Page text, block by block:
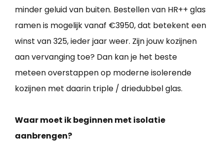
minder geluid van buiten. Bestellen van HR++ glas
ramen is mogelijk vanaf €3950, dat betekent een
winst van 325, ieder jaar weer. Zijn jouw kozijnen
aan vervanging toe? Dan kan je het beste
meteen overstappen op moderne isolerende
kozijnen met daarin triple / driedubbel glas.
Waar moet ik beginnen met isolatie
aanbrengen?